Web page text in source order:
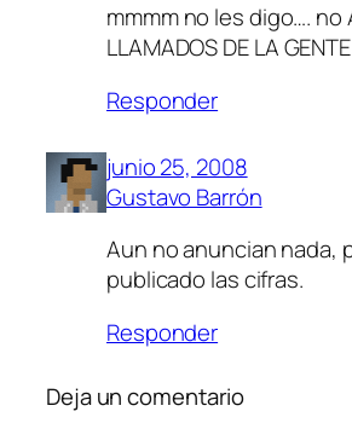
mmmm no les digo…. no
LLAMADOS DE LA GENTE
Responder
junio 25, 2008
Gustavo Barrón
Aun no anuncian nada,
publicado las cifras.
Responder
Deja un comentario